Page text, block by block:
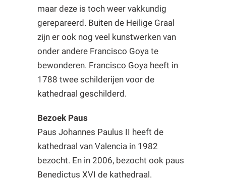
maar deze is toch weer vakkundig
gerepareerd. Buiten de Heilige Graal
zijn er ook nog veel kunstwerken van
onder andere Francisco Goya te
bewonderen. Francisco Goya heeft in
1788 twee schilderijen voor de
kathedraal geschilderd.
Bezoek Paus
Paus Johannes Paulus II heeft de
kathedraal van Valencia in 1982
bezocht. En in 2006, bezocht ook paus
Benedictus XVI de kathedraal.